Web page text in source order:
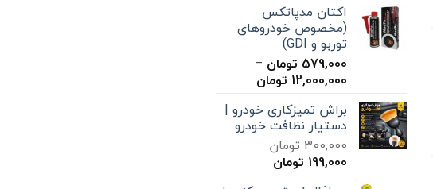
1,590,000 تومان
تا
اکتان مدپاتکس
(مخصوص خودروهای
توربو و GDI)
579,000 تومان –
12,000,000 تومان
تا
براش تمیزکاری خودرو |
دستیار نظافت خودرو
300,000تومان
قیمت
199,000 تومان